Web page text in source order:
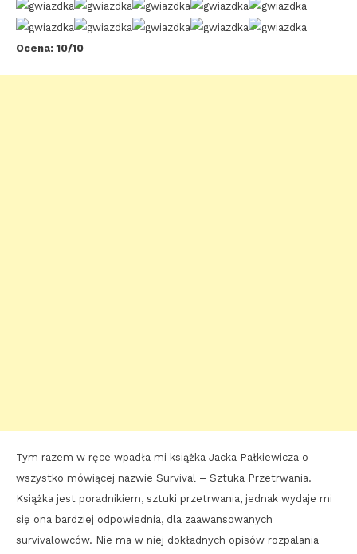
Ocena: 10/10
Tym razem w ręce wpadła mi książka Jacka Pałkiewicza o
wszystko mówiącej nazwie Survival – Sztuka Przetrwania.
Książka jest poradnikiem, sztuki przetrwania, jednak wydaje mi
się ona bardziej odpowiednia, dla zaawansowanych
survivalowców. Nie ma w niej dokładnych opisów rozpalania